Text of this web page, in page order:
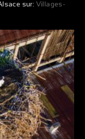
sur: Villages-